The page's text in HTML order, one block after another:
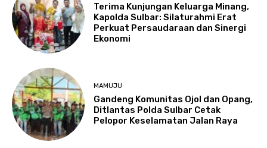
Terima Kunjungan Keluarga Minang,
Kapolda Sulbar: Silaturahmi Erat
Perkuat Persaudaraan dan Sinergi
Ekonomi
MAMUJU
Gandeng Komunitas Ojol dan Opang,
Ditlantas Polda Sulbar Cetak
Pelopor Keselamatan Jalan Raya